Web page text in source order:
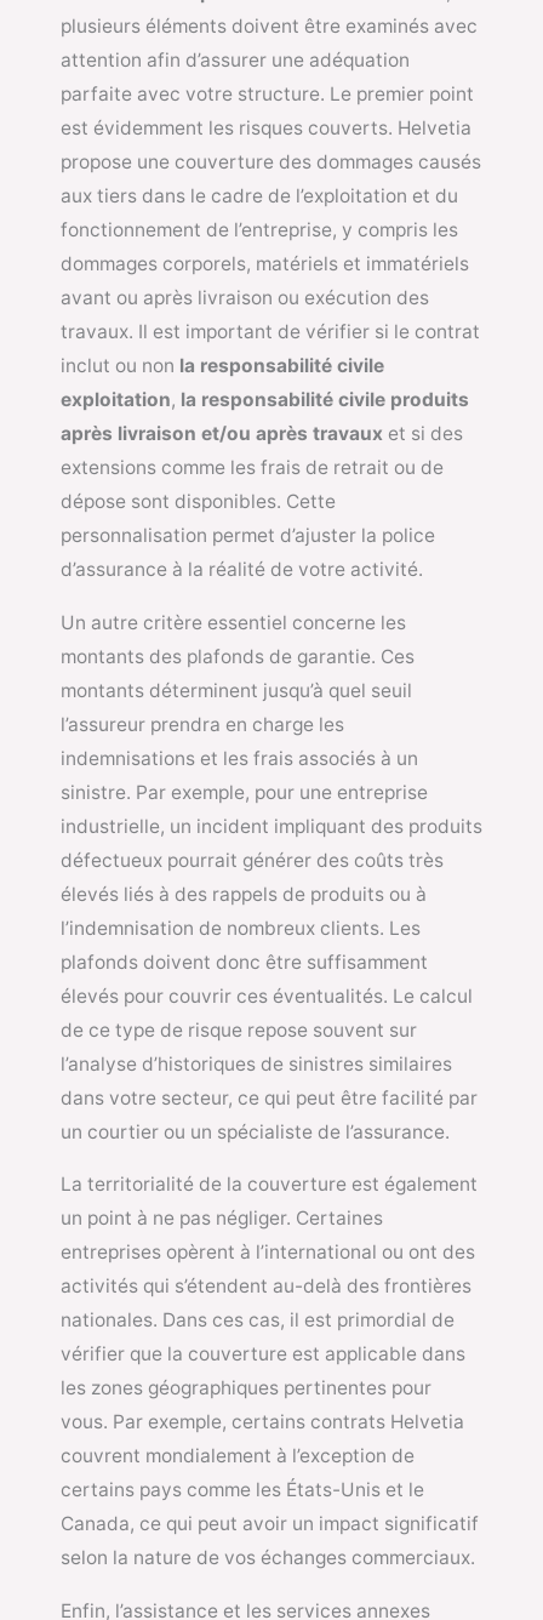
plusieurs éléments doivent être examinés avec
attention afin d’assurer une adéquation
parfaite avec votre structure. Le premier point
est évidemment les risques couverts. Helvetia
propose une couverture des dommages causés
aux tiers dans le cadre de l’exploitation et du
fonctionnement de l’entreprise, y compris les
dommages corporels, matériels et immatériels
avant ou après livraison ou exécution des
travaux. Il est important de vérifier si le contrat
inclut ou non la responsabilité civile
exploitation, la responsabilité civile produits
après livraison et/ou après travaux et si des
extensions comme les frais de retrait ou de
dépose sont disponibles. Cette
personnalisation permet d’ajuster la police
d’assurance à la réalité de votre activité.
Un autre critère essentiel concerne les
montants des plafonds de garantie. Ces
montants déterminent jusqu’à quel seuil
l’assureur prendra en charge les
indemnisations et les frais associés à un
sinistre. Par exemple, pour une entreprise
industrielle, un incident impliquant des produits
défectueux pourrait générer des coûts très
élevés liés à des rappels de produits ou à
l’indemnisation de nombreux clients. Les
plafonds doivent donc être suffisamment
élevés pour couvrir ces éventualités. Le calcul
de ce type de risque repose souvent sur
l’analyse d’historiques de sinistres similaires
dans votre secteur, ce qui peut être facilité par
un courtier ou un spécialiste de l’assurance.
La territorialité de la couverture est également
un point à ne pas négliger. Certaines
entreprises opèrent à l’international ou ont des
activités qui s’étendent au-delà des frontières
nationales. Dans ces cas, il est primordial de
vérifier que la couverture est applicable dans
les zones géographiques pertinentes pour
vous. Par exemple, certains contrats Helvetia
couvrent mondialement à l’exception de
certains pays comme les États-Unis et le
Canada, ce qui peut avoir un impact significatif
selon la nature de vos échanges commerciaux.
Enfin, l’assistance et les services annexes